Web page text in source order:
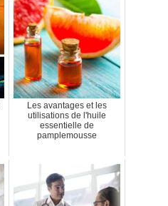
Les avantages et les
utilisations de l'huile
essentielle de
pamplemousse